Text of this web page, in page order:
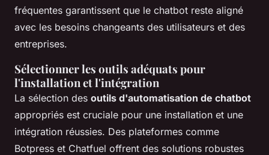
fréquentes garantissent que le chatbot reste aligné
avec les besoins changeants des utilisateurs et des
entreprises.
Sélectionner les outils adéquats pour
l'installation et l'intégration
La sélection des outils d'automatisation de chatbot
appropriés est cruciale pour une installation et une
intégration réussies. Des plateformes comme
Botpress et Chatfuel offrent des solutions robustes